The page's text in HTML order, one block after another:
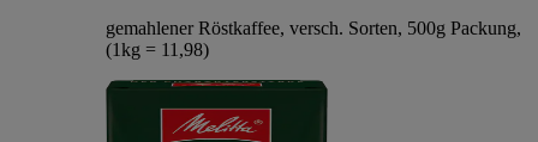
gemahlener Röstkaffee, versch. Sorten, 500g Packung,
(1kg = 11,98)